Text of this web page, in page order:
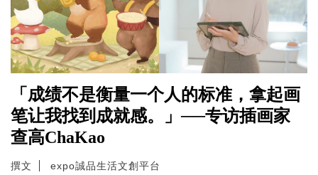
「成绩不是衡量一个人的标准，拿起画
笔让我找到成就感。」──专访插画家
查高ChaKao
撰文 expo誠品生活文創平台